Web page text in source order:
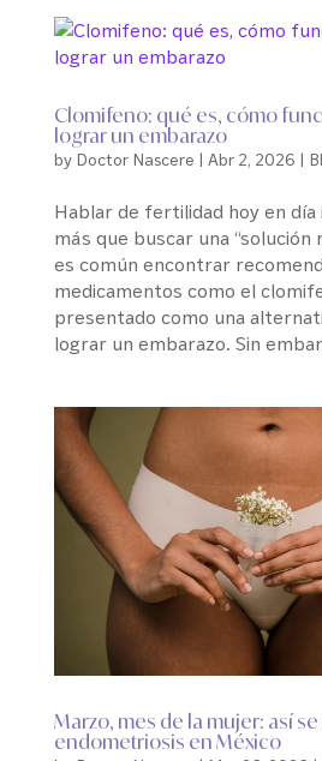
Clomifeno: qué es, cómo
lograr un embarazo
by Doctor Nascere | Abr 2, 2026 |
Hablar de fertilidad hoy en día
más que buscar una “solución
es común encontrar
medicamentos como el
presentado como una
lograr un embarazo. Sin
Marzo, mes de la mujer: así
endometriosis en México